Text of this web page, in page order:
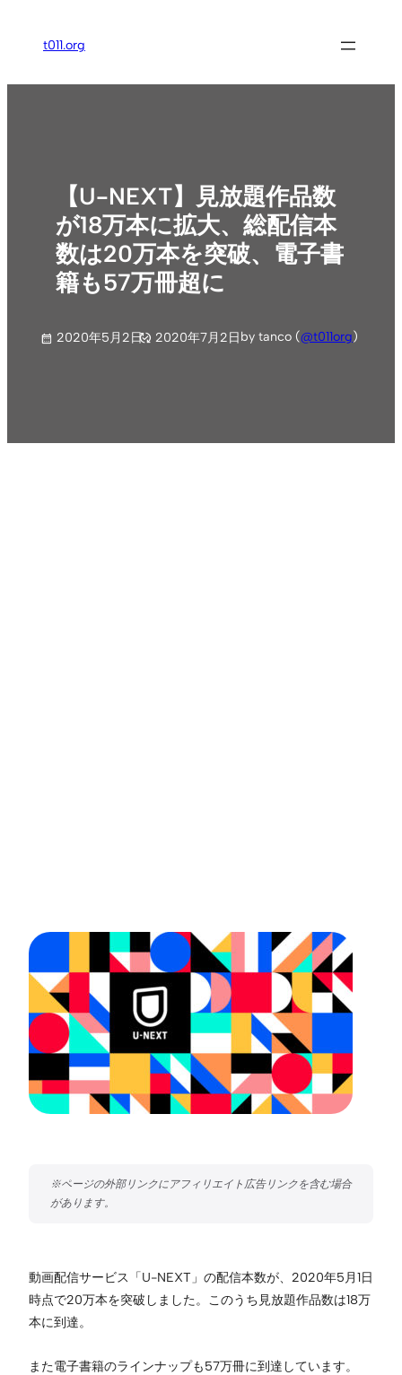
ス
t011.org
【U-NEXT】見放題作品数
が18万本に拡大、総配信本
数は20万本を突破、電子書
籍も57万冊超に
2020年5月2日 2020年7月2日by tanco (@t011org)
動画配信サービス「U-NEXT」の配信本数が、2020年5月1日
時点で20万本を突破しました。このうち見放題作品数は18万
本に到達。
また電子書籍のラインナップも57万冊に到達しています。